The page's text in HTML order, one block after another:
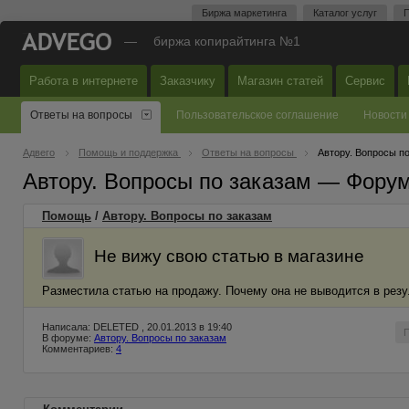
Биржа маркетинга Каталог услуг
— биржа копирайтинга №1
Работа в интернете Заказчику Магазин статей Сервис
Ответы на вопросы Пользовательское соглашение Новости
Адвего Помощь и поддержка Ответы на вопросы Автору. Вопросы
Автору. Вопросы по заказам —
Помощь / Автору. Вопросы по заказам
Не вижу свою статью в магазине
Разместила статью на продажу. Почему она не выводится в
Написала: DELETED , 20.01.2013 в 19:40
В форуме: Автору. Вопросы по заказам
Комментариев: 4